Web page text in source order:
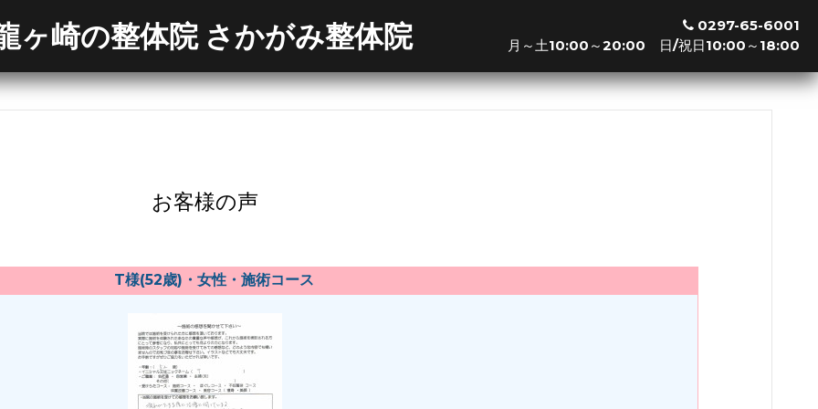
ヶ崎の整体院 さかがみ整体院
0297-65-6001
月～土10:00～20:00 日/祝日10:00～18:00
※新規の方は最終受付の30分前までお越し下さい
利用可能クレジットカード
お客様の声
T様(52歳)・女性・施術コース